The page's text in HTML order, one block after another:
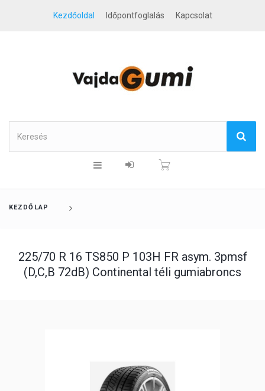
Kezdőoldal Időpontfoglalás Kapcsolat
KEZDŐLAP
225/70 R 16 TS850 P 103H FR asym. 3pmsf
(D,C,B 72dB) Continental téli gumiabroncs